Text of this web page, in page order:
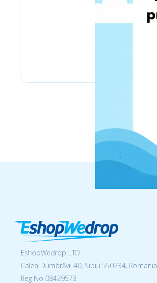
EshopWedrop LTD
Calea Dumbrăvii 40, Sibiu 550234, Romania
Reg No 08429573